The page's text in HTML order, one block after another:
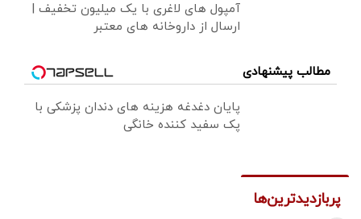
آمپول های لاغری با یک میلیون تخفیف |
ارسال از داروخانه های معتبر
مطالب پیشنهادی
پایان دغدغه هزینه های دندان پزشکی با
پک سفید کننده خانگی
پربازدیدترین‌ها